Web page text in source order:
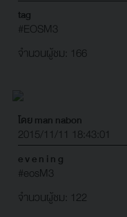
tag
#EOSM3
จำนวนผู้ชม: 166
โดย man nabon
2015/11/11 18:43:01
e v e n i n g
#eosM3
จำนวนผู้ชม: 122